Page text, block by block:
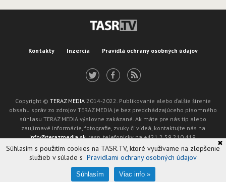
Kontakty Inzercia Pravidlá ochrany osobných údajov
Copyright © TERAZ MEDIA 2014-2022. Publikovanie alebo ďalšie šírenie
obsahu správ zo zdrojov TERAZ MEDIA je bez predchádzajúceho písomného
súhlasu TERAZ MEDIA výslovne zakázané. Ak máte pre nás tip alebo
zaujímavé informácie, fotografie, zvuky či videá, kontaktujte nás na
info@terazmedia.sk, resp. telefonicky na +421 2 59 210 419.
Žiadosť o zverejnenie opravy v zmysle zákona o publikáciách je možné zaslať
na adresu oprava@tasr.sk.
Oznámenie prevádzkovateľa podľa § 11a zákona č. 265/2022 Z. z.
Súhlasím s použitím cookies na TASR.TV, ktoré využívame na zlepšenie
služieb v súlade s Pravidlami ochrany osobných údajov
Súhlasím Viac info »
✖